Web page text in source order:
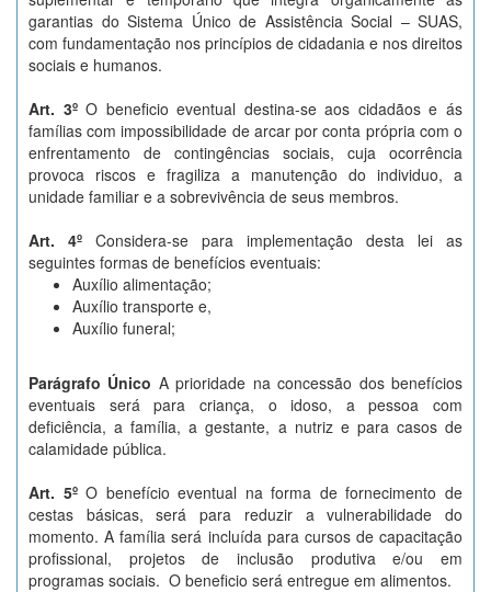
garantias do Sistema Único de Assistência Social – SUAS,
com fundamentação nos princípios de cidadania e nos direitos
sociais e humanos.
Art. 3ºO beneficio eventual destina-se aos cidadãos e ás
famílias com impossibilidade de arcar por conta própria com o
enfrentamento de contingências sociais, cuja ocorrência
provoca riscos e fragiliza a manutenção do individuo, a
unidade familiar e a sobrevivência de seus membros.
Art. 4º Considera-se para implementação desta lei as
seguintes formas de benefícios eventuais:
Auxílio alimentação;
Auxílio transporte e,
Auxílio funeral;
Parágrafo Único A prioridade na concessão dos benefícios
eventuais será para criança, o idoso, a pessoa com
deficiência, a família, a gestante, a nutriz e para casos de
calamidade pública.
Art. 5ºO benefício eventual na forma de fornecimento de
cestas básicas, será para reduzir a vulnerabilidade do
momento. A família será incluída para cursos de capacitação
profissional, projetos de inclusão produtiva e/ou em
programas sociais. O beneficio será entregue em alimentos.